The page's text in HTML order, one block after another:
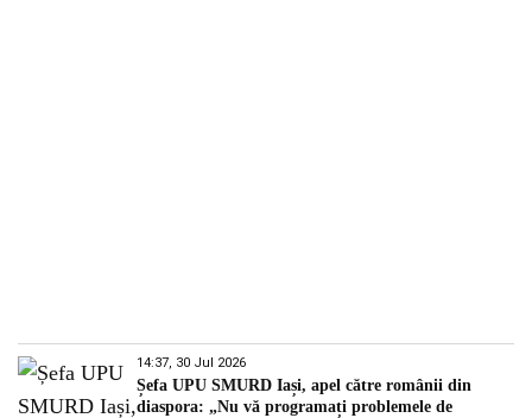
14:37, 30 Jul 2026
Șefa UPU SMURD Iași, apel către românii din
diaspora: „Nu vă programați problemele de